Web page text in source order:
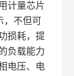
计量芯片
，不但可
损耗，提
负载能力
电压、电